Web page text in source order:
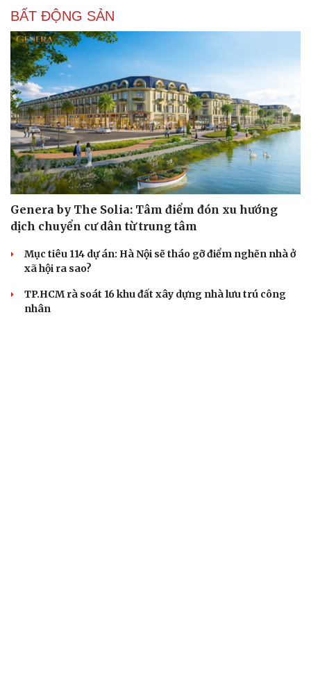
BẤT ĐỘNG SẢN
Genera by The Solia: Tâm điểm đón xu hướng
dịch chuyển cư dân từ trung tâm
Mục tiêu 114 dự án: Hà Nội sẽ tháo gỡ điểm nghẽn nhà ở
xã hội ra sao?
TP.HCM rà soát 16 khu đất xây dựng nhà lưu trú công
nhân